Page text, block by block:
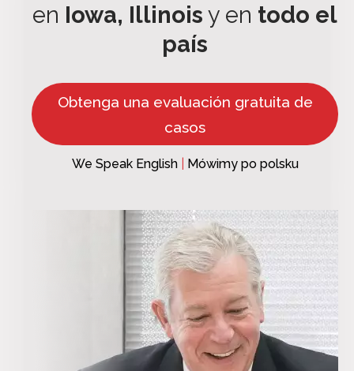
en Iowa, Illinois y en todo el
país
Obtenga una evaluación gratuita de
casos
We Speak English| Mówimy po polsku